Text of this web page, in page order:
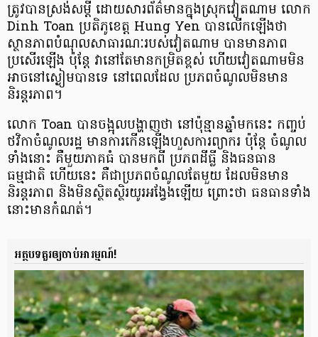
ត្រូវបាន​ស្រង់សម្ដី ដោយសារព័ត៌មាន​ក្នុងស្រុកវៀតណាម លោក
Dinh Toan ប្រតិភូខេត្ត Hung Yen បាន​លើកឡើងថា
ស្ថានភាព​បំណុល​សាធារណៈ​របស់វៀតណាម បាន​មានភាព
ប្រសើរឡើង ប៉ុន្ដែ វានៅតែ​មាន​កម្រិត​ខ្ពស់ ហើយ​វៀតណាម​​មិន
អាច​នៅស្ងៀមបានទេ នៅពេលដែល ប្រភពចំណូល​មិនមាន​
និរន្តរភាព។
លោក Toan បាន​ចង្អុល​បង្ហាញថា នៅប៉ុន្មានឆ្នាំមកនេះ កញ្ចប់​
ថវិកាចំណូល​រដ្ឋ មានការកើនឡើង​ហួស​ការព្យាករ ប៉ុន្ដែ ចំណូល
ទាំងនោះ គឺ​មួយភាគធំ បានមកពី ប្រភព​ដីធ្លី និងធនធាន
ធម្មជាតិ ហើយនេះ គឺជា​ប្រភព​ចំណូល​តែមួយ ដែលមិនមាន​
និរន្តរភាព និងមិនស្ថិតស្ថិរ​យូរអង្វែងឡើយ ព្រោះ​ថា ធនធាន​ទាំង
នោះ​មានកំណត់។
អត្ថបទ​គួរឲ្យចាប់អារម្មណ៍!